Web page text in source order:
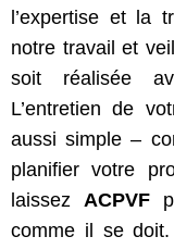
l’expertise et la
notre travail et
soit réalisée
L’entretien de
aussi simple –
planifier votre
laissez ACPVF
comme il se